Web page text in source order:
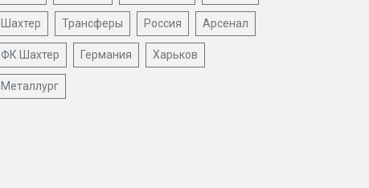
Шахтер Трансферы Россия Арсенал
ФК Шахтер Германия Харьков
Металлург